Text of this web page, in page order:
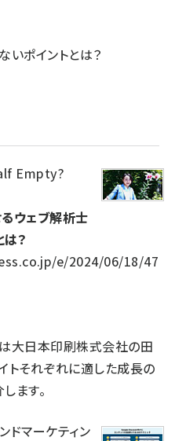
ポイントとは？
Empty?
ウェブ解析士
？
e/2024/06/18/47
大日本印刷株式会社の田
トそれぞれに適した成長の
ます。
ドマーケティン